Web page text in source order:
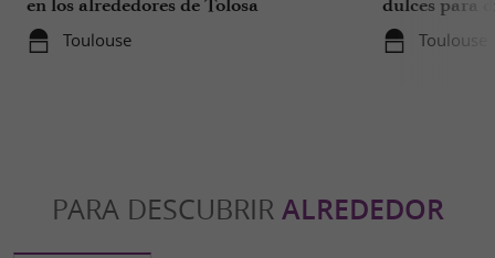
Toulouse
a 1 hora de
Toulouse
PARA DESCUBRIR ALREDEDOR